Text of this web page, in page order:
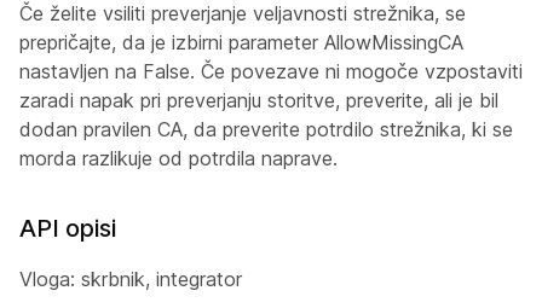
Če želite vsiliti preverjanje veljavnosti strežnika, se
prepričajte, da je izbirni parameter AllowMissingCA
nastavljen na False. Če povezave ni mogoče vzpostaviti
zaradi napak pri preverjanju storitve, preverite, ali je bil
dodan pravilen CA, da preverite potrdilo strežnika, ki se
morda razlikuje od potrdila naprave.
API opisi
Vloga: skrbnik, integrator